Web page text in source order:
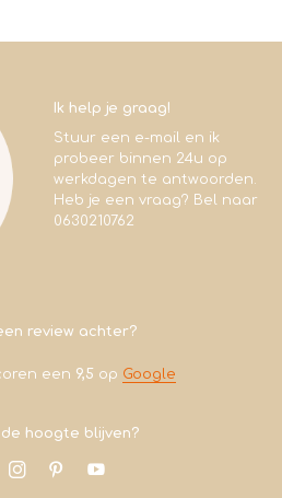
Ik help je graag!
Stuur een e-mail en ik
probeer binnen 24u op
werkdagen te antwoorden.
Heb je een vraag? Bel naar
0630210762
review achter?
een 9,5 op Google
de hoogte blijven?